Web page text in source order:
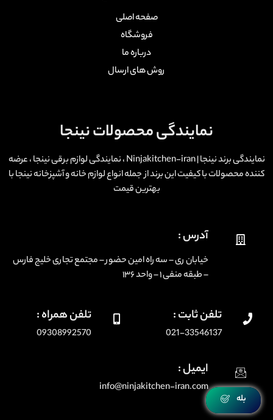
صفحه اصلی
فروشگاه
درباره ما
روش های ارسال
نمایندگی محصولات نینجا
نمایندگی برند نینجا | Ninjakitchen-iran ، نمایندگی لوازم برقی نینجا ، عرضه
کننده محصولات با کیفیت این برند از جمله انواع لوازم خانه و آشپزخانه نینجا با
بهترین قیمت
آدرس :
خیابان ری – سه راه امین حضور – مجتمع تجاری خلیج فارس
– طبقه منفی ۱ – واحد ۱۳۶
تلفن ثابت :
021-33546137
تلفن همراه :
09308992570
ایمیل :
info@ninjakitchen-iran.com
بله